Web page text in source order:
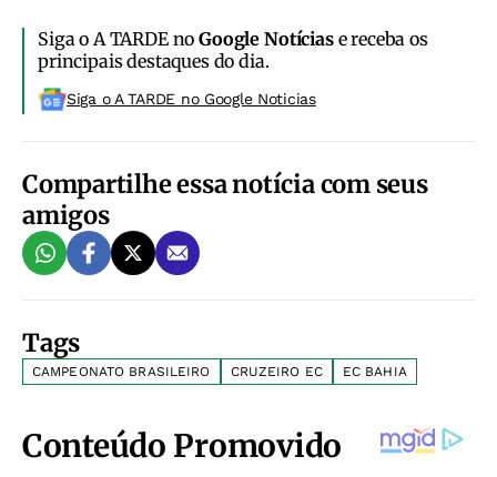
Siga o A TARDE noGoogle Notíciase receba os
principais destaques do dia.
Siga o A TARDE no Google Noticias
Compartilhe essa notícia com seus
amigos
Tags
CAMPEONATO BRASILEIRO CRUZEIRO EC EC BAHIA